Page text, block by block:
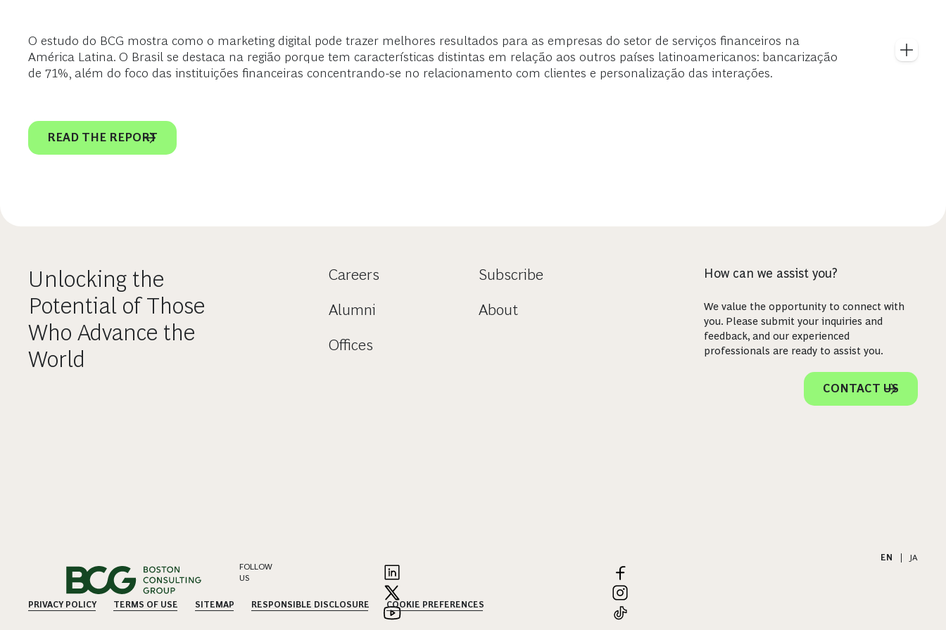
O estudo do BCG mostra como o marketing digital pode trazer melhores resultados para as empresas do setor de serviços financeiros na
América Latina. O Brasil se destaca na região porque tem características distintas em relação aos outros países latinoamericanos: bancarização
de 71%, além do foco das instituições financeiras concentrando-se no relacionamento com clientes e personalização das interações.
READ THE REPORT
Unlocking the
Potential of Those
Who Advance the
World
Careers
Alumni
Offices
Subscribe
About
How can we assist you?
We value the opportunity to connect with
you. Please submit your inquiries and
feedback, and our experienced
professionals are ready to assist you.
CONTACT US
EN
JA
FOLLOW
US
PRIVACY POLICY TERMS OF USE SITEMAP RESPONSIBLE DISCLOSURE COOKIE PREFERENCES